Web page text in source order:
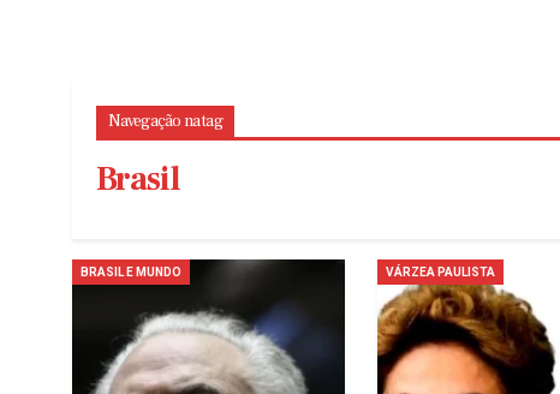
Navegação na tag
Brasil
BRASIL E MUNDO VÁRZEA PAULISTA